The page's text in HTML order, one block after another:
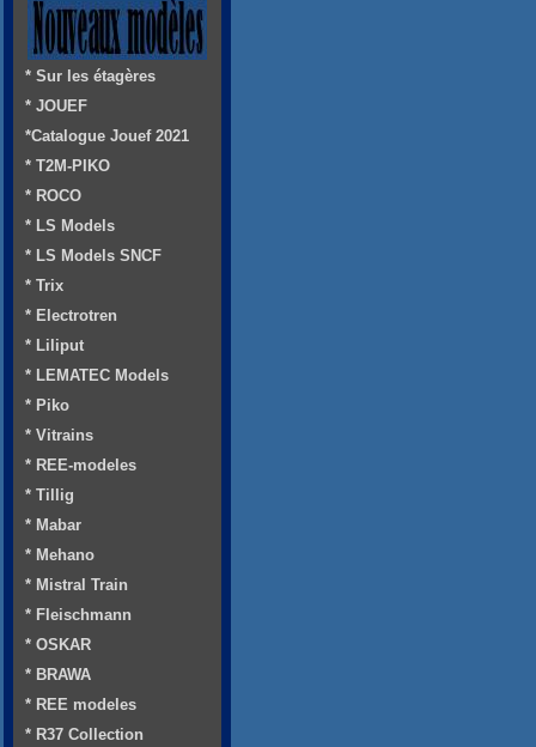
* Sur les étagères
* JOUEF
*Catalogue Jouef 2021
* T2M-PIKO
* ROCO
* LS Models
* LS Models SNCF
* Trix
* Electrotren
* Liliput
* LEMATEC Models
* Piko
* Vitrains
* REE-modeles
* Tillig
* Mabar
* Mehano
* Mistral Train
* Fleischmann
* OSKAR
* BRAWA
* REE modeles
* R37 Collection